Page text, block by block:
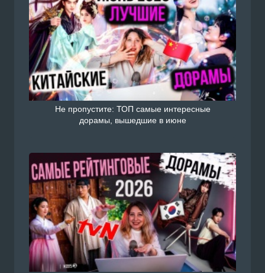
Не пропустите: ТОП самые интересные
дорамы, вышедшие в июне